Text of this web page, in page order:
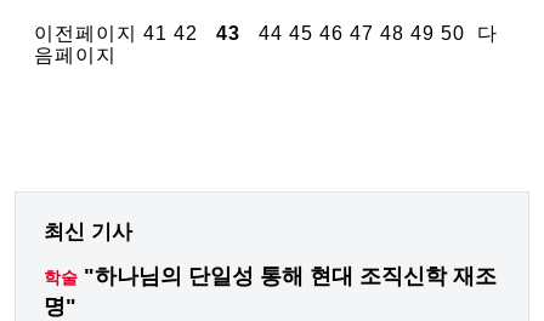
이전페이지 41 42 43 44 45 46 47 48 49 50
다
음페이지
최신 기사
학술 "하나님의 단일성 통해 현대 조직신학 재조
명"